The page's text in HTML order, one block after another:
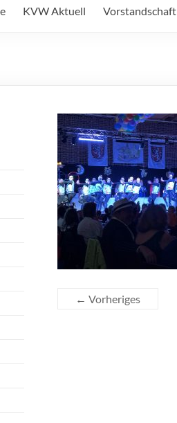
KVW Aktuell Vorstandschaft
← Vorheriges